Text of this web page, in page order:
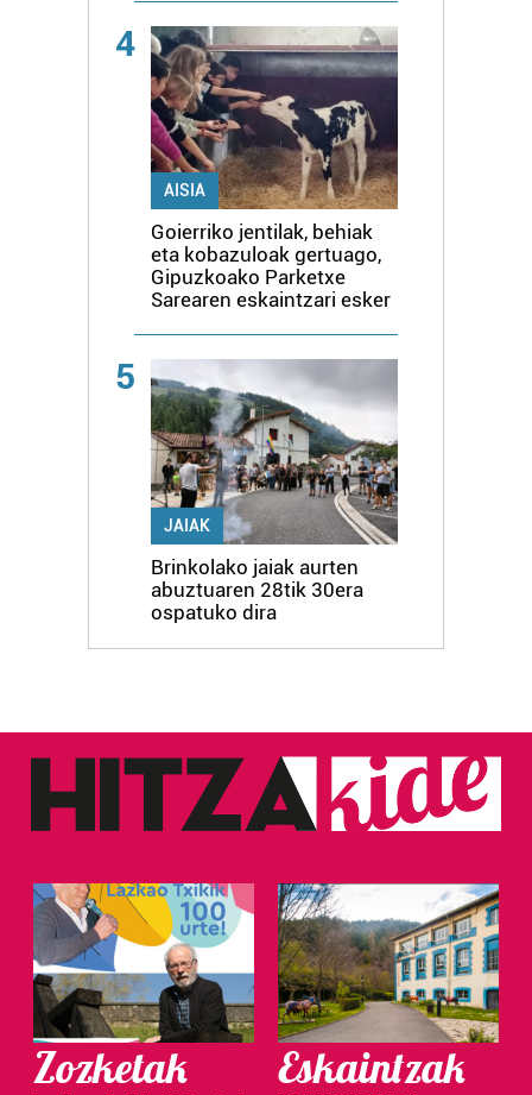
4
AISIA
Goierriko jentilak, behiak
eta kobazuloak gertuago,
Gipuzkoako Parketxe
Sarearen eskaintzari esker
5
JAIAK
Brinkolako jaiak aurten
abuztuaren 28tik 30era
ospatuko dira
Zozketak Eskaintzak